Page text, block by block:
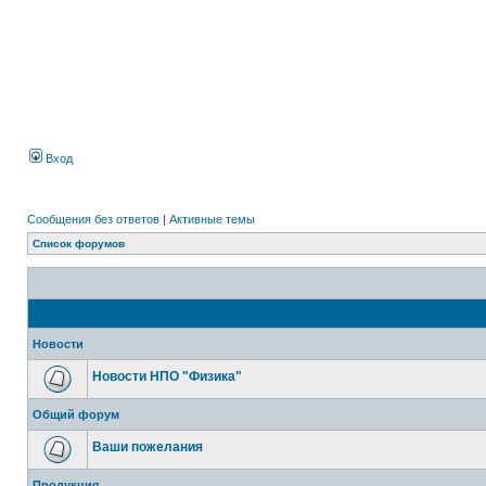
Вход
Сообщения без ответов | Активные темы
Список форумов
Новости
Новости НПО "Физика"
Общий форум
Ваши пожелания